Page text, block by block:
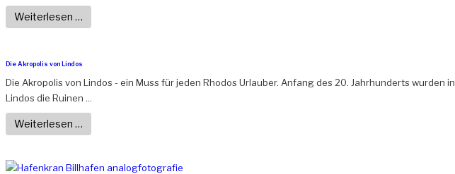
Weiterlesen …
Die Akropolis von Lindos
Die Akropolis von Lindos - ein Muss für jeden Rhodos Urlauber. Anfang des 20. Jahrhunderts wurden in
Lindos die Ruinen ...
Weiterlesen …